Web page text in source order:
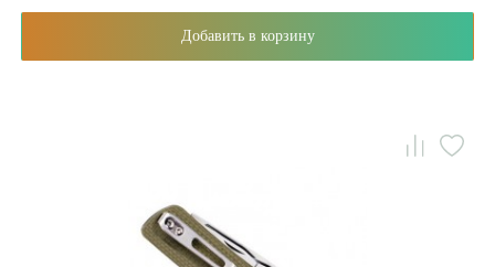
Добавить в корзину